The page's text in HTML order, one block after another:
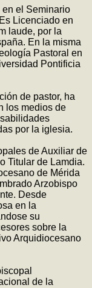
en el Seminario
Licenciado en
laude, por la
En la misma
Pastoral en
Pontificia
de pastor, ha
los medios de
por la iglesia.
de Auxiliar de
Titular de Lamdia.
de Mérida
Arzobispo
Desde
en la
su
sobre la
Arquidiocesano
de la